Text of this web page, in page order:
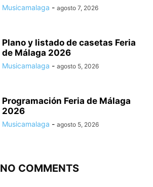
Musicamalaga - agosto 7, 2026
Plano y listado de casetas Feria
de Málaga 2026
Musicamalaga - agosto 5, 2026
Programación Feria de Málaga
2026
Musicamalaga - agosto 5, 2026
NO COMMENTS